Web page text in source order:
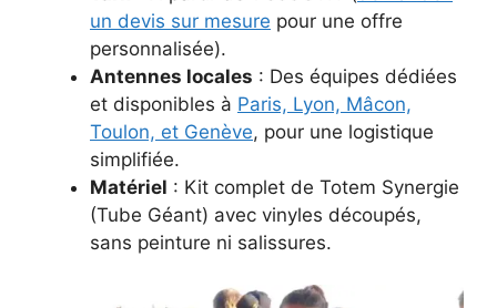
un devis sur mesure pour une offre
personnalisée).
Antennes locales : Des équipes dédiées
et disponibles à Paris, Lyon, Mâcon,
Toulon, et Genève, pour une logistique
simplifiée.
Matériel : Kit complet de Totem Synergie
(Tube Géant) avec vinyles découpés,
sans peinture ni salissures.